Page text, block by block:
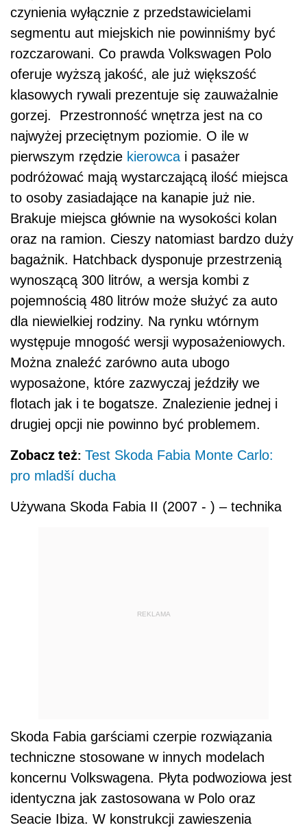
czynienia wyłącznie z przedstawicielami
segmentu aut miejskich nie powinniśmy być
rozczarowani. Co prawda Volkswagen Polo
oferuje wyższą jakość, ale już większość
klasowych rywali prezentuje się zauważalnie
gorzej. Przestronność wnętrza jest na co
najwyżej przeciętnym poziomie. O ile w
pierwszym rzędzie kierowca i pasażer
podróżować mają wystarczającą ilość miejsca
to osoby zasiadające na kanapie już nie.
Brakuje miejsca głównie na wysokości kolan
oraz na ramion. Cieszy natomiast bardzo duży
bagażnik. Hatchback dysponuje przestrzenią
wynoszącą 300 litrów, a wersja kombi z
pojemnością 480 litrów może służyć za auto
dla niewielkiej rodziny. Na rynku wtórnym
występuje mnogość wersji wyposażeniowych.
Można znaleźć zarówno auta ubogo
wyposażone, które zazwyczaj jeździły we
flotach jak i te bogatsze. Znalezienie jednej i
drugiej opcji nie powinno być problemem.
Zobacz też: Test Skoda Fabia Monte Carlo:
pro mladší ducha
Używana Skoda Fabia II (2007 - ) – technika
REKLAMA
Skoda Fabia garściami czerpie rozwiązania
techniczne stosowane w innych modelach
koncernu Volkswagena. Płyta podwoziowa jest
identyczna jak zastosowana w Polo oraz
Seacie Ibiza. W konstrukcji zawieszenia